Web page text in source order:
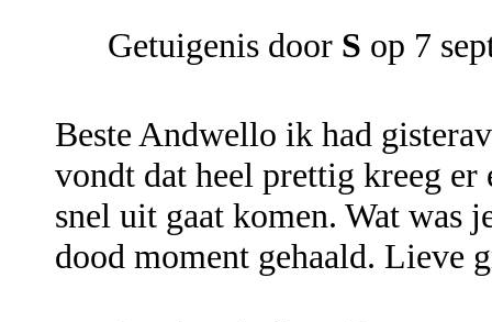
Getuigenis door S op 7
Beste Andwello ik had
vondt dat heel prettig kreeg er
snel uit gaat komen. Wat was
dood moment gehaald. Lieve